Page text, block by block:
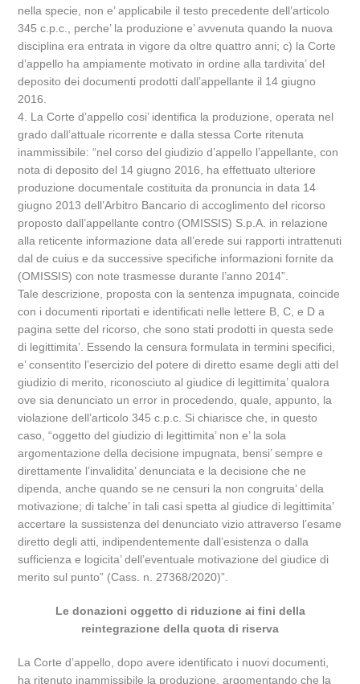
nella specie, non e’ applicabile il testo precedente dell’articolo
345 c.p.c., perche’ la produzione e’ avvenuta quando la nuova
disciplina era entrata in vigore da oltre quattro anni; c) la Corte
d’appello ha ampiamente motivato in ordine alla tardivita’ del
deposito dei documenti prodotti dall’appellante il 14 giugno
2016.
4. La Corte d’appello cosi’ identifica la produzione, operata nel
grado dall’attuale ricorrente e dalla stessa Corte ritenuta
inammissibile: “nel corso del giudizio d’appello l’appellante, con
nota di deposito del 14 giugno 2016, ha effettuato ulteriore
produzione documentale costituita da pronuncia in data 14
giugno 2013 dell’Arbitro Bancario di accoglimento del ricorso
proposto dall’appellante contro (OMISSIS) S.p.A. in relazione
alla reticente informazione data all’erede sui rapporti intrattenuti
dal de cuius e da successive specifiche informazioni fornite da
(OMISSIS) con note trasmesse durante l’anno 2014”.
Tale descrizione, proposta con la sentenza impugnata, coincide
con i documenti riportati e identificati nelle lettere B, C, e D a
pagina sette del ricorso, che sono stati prodotti in questa sede
di legittimita’. Essendo la censura formulata in termini specifici,
e’ consentito l’esercizio del potere di diretto esame degli atti del
giudizio di merito, riconosciuto al giudice di legittimita’ qualora
ove sia denunciato un error in procedendo, quale, appunto, la
violazione dell’articolo 345 c.p.c. Si chiarisce che, in questo
caso, “oggetto del giudizio di legittimita’ non e’ la sola
argomentazione della decisione impugnata, bensi’ sempre e
direttamente l’invalidita’ denunciata e la decisione che ne
dipenda, anche quando se ne censuri la non congruita’ della
motivazione; di talche’ in tali casi spetta al giudice di legittimita’
accertare la sussistenza del denunciato vizio attraverso l’esame
diretto degli atti, indipendentemente dall’esistenza o dalla
sufficienza e logicita’ dell’eventuale motivazione del giudice di
merito sul punto” (Cass. n. 27368/2020)”.
Le donazioni oggetto di riduzione ai fini della
reintegrazione della quota di riserva
La Corte d’appello, dopo avere identificato i nuovi documenti,
ha ritenuto inammissibile la produzione, argomentando che la